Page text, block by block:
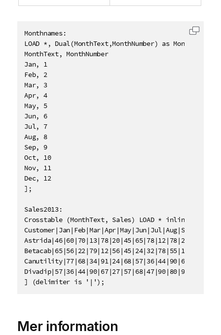
Monthnames:
LOAD *, Dual(MonthText,MonthNumber) as Month
MonthText, MonthNumber
Jan, 1
Feb, 2
Mar, 3
Apr, 4
May, 5
Jun, 6
Jul, 7
Aug, 8
Sep, 9
Oct, 10
Nov, 11
Dec, 12
];
Sales2013:
Crosstable (MonthText, Sales) LOAD * inline [
Astrida|46|60|70|13|78|20|45|65|78|12|78|22
Betacab|65|56|22|79|12|56|45|24|32|78|55|15
Canutility|77|68|34|91|24|68|57|36|44|90|67|27
Divadip|57|36|44|90|67|27|57|68|47|90|80|94
] (delimiter is '|');
Mer information